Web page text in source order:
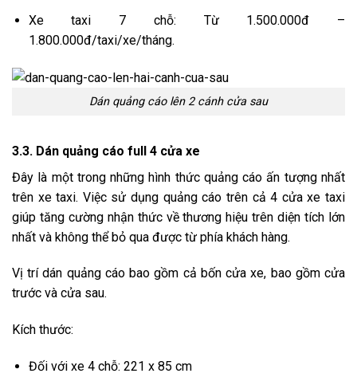
Xe taxi 7 chỗ: Từ 1.500.000đ –
1.800.000đ/taxi/xe/tháng.
Dán quảng cáo lên 2 cánh cửa sau
3.3. Dán quảng cáo full 4 cửa xe
Đây là một trong những hình thức quảng cáo ấn tượng nhất
trên xe taxi. Việc sử dụng quảng cáo trên cả 4 cửa xe taxi
giúp tăng cường nhận thức về thương hiệu trên diện tích lớn
nhất và không thể bỏ qua được từ phía khách hàng.
Vị trí dán quảng cáo bao gồm cả bốn cửa xe, bao gồm cửa
trước và cửa sau.
Kích thước:
Đối với xe 4 chỗ: 221 x 85 cm